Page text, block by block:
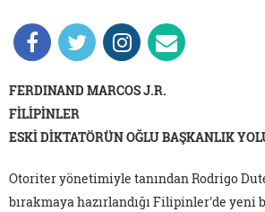
FERDINAND MARCOS J.R.
FİLİPİNLER
ESKİ DİKTATÖRÜN OĞLU BAŞKANLIK
Otoriter yönetimiyle tanından Rodrigo
bırakmaya hazırlandığı Filipinler'de